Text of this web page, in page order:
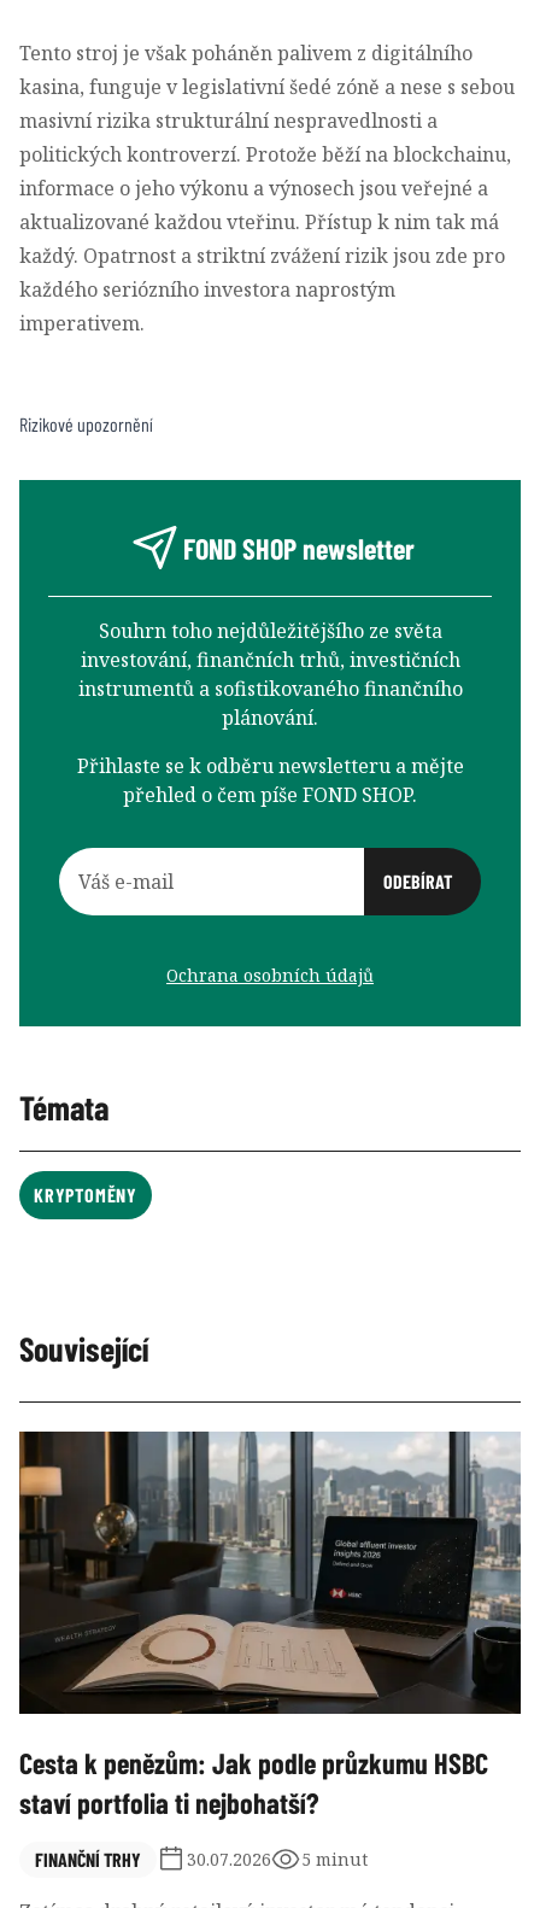
Tento stroj je však poháněn palivem z digitálního
kasina, funguje v legislativní šedé zóně a nese s sebou
masivní rizika strukturální nespravedlnosti a
politických kontroverzí. Protože běží na blockchainu,
informace o jeho výkonu a výnosech jsou veřejné a
aktualizované každou vteřinu. Přístup k nim tak má
každý. Opatrnost a striktní zvážení rizik jsou zde pro
každého seriózního investora naprostým
imperativem.
Rizikové upozornění
FOND SHOP newsletter
Souhrn toho nejdůležitějšího ze světa
investování, finančních trhů, investičních
instrumentů a sofistikovaného finančního
plánování.
Přihlaste se k odběru newsletteru a mějte
přehled o čem píše FOND SHOP.
Ochrana osobních údajů
Témata
KRYPTOMĚNY
Související
Cesta k penězům: Jak podle průzkumu HSBC
staví portfolia ti nejbohatší?
FINANČNÍ TRHY 30.07.2026 5 minut